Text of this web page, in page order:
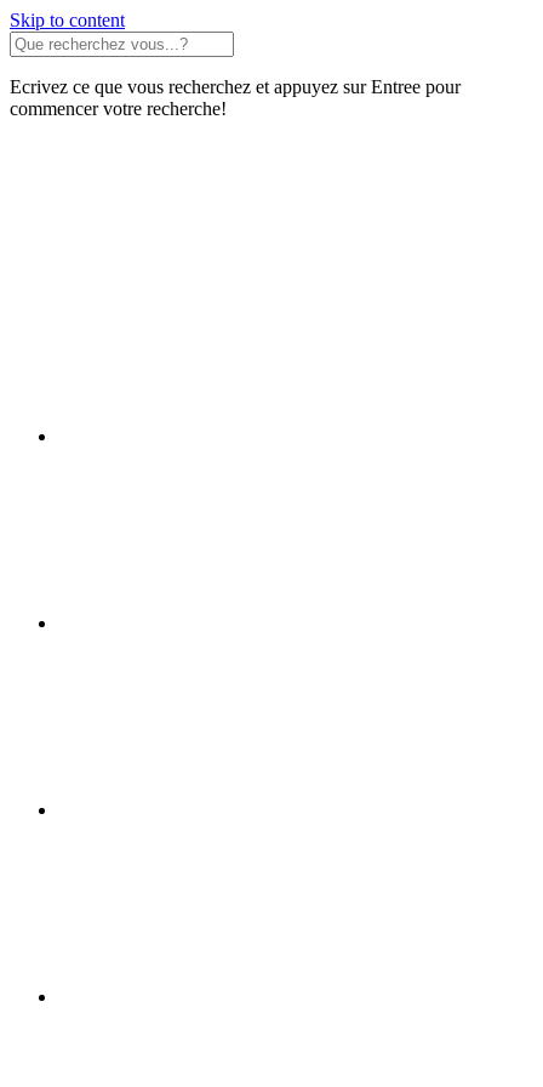
Skip to content
Ecrivez ce que vous recherchez et appuyez sur Entree pour
commencer votre recherche!